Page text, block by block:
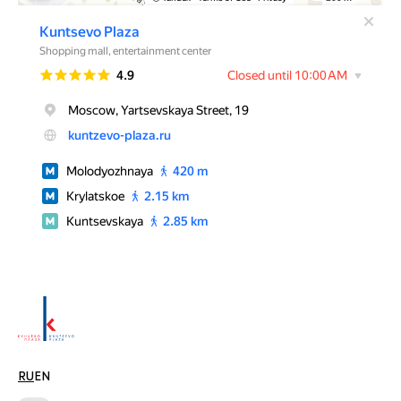
RU EN